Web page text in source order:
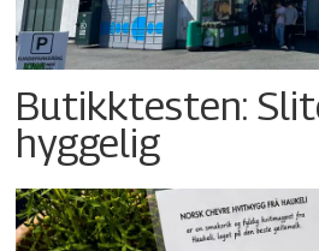
Butikktesten:
hyggelig